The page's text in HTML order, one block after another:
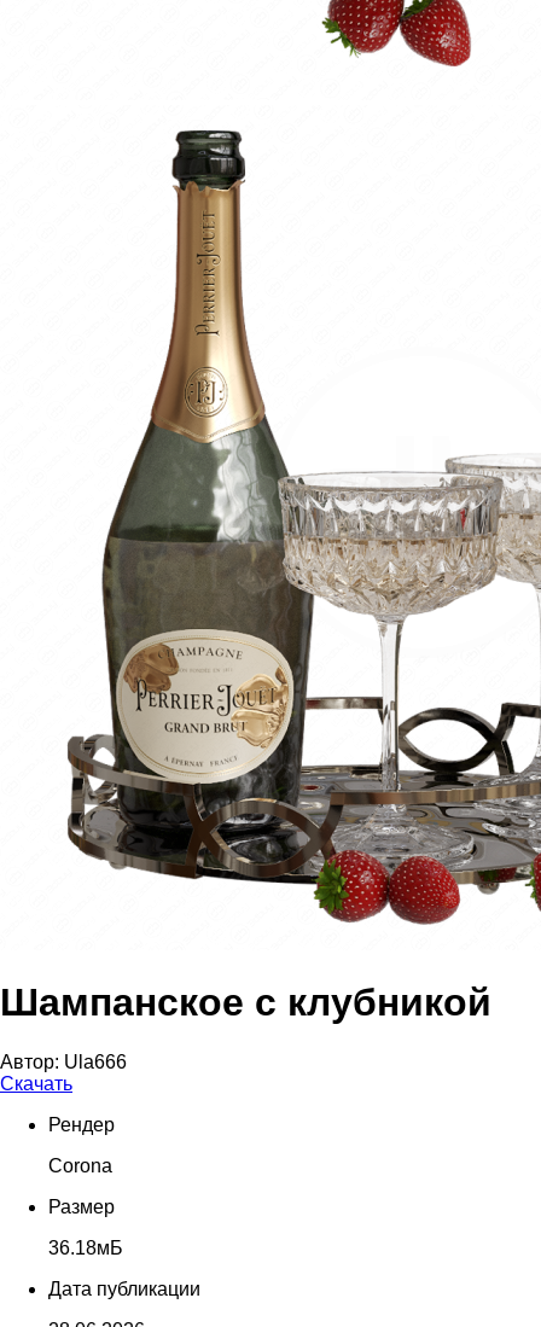
Шампанское с клубникой
Автор: Ula666
Скачать
Рендер
Corona
Размер
36.18мБ
Дата публикации